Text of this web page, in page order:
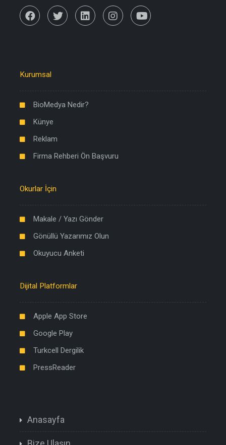
Kurumsal
BioMedya Nedir?
Künye
Reklam
Firma Rehberi Ön Başvuru
Okurlar İçin
Makale / Yazı Gönder
Gönüllü Yazarımız Olun
Okuyucu Anketi
Dijital Platformlar
Apple App Store
Google Play
Turkcell Dergilik
PressReader
Anasayfa